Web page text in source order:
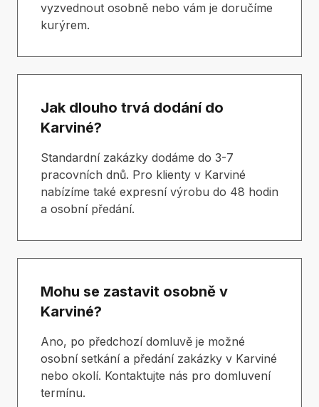
vyzvednout osobně nebo vám je doručíme
kurýrem.
Jak dlouho trvá dodání do
Karviné?
Standardní zakázky dodáme do 3-7
pracovních dnů. Pro klienty v Karviné
nabízíme také expresní výrobu do 48 hodin
a osobní předání.
Mohu se zastavit osobně v
Karviné?
Ano, po předchozí domluvě je možné
osobní setkání a předání zakázky v Karviné
nebo okolí. Kontaktujte nás pro domluvení
termínu.